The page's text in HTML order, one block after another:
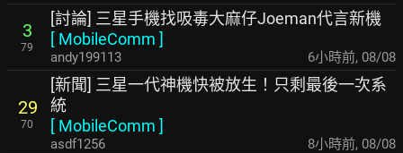
3
79
[討論] 三星手機找吸毒大麻仔Joeman代言新機
[ MobileComm ]
andy199113 6小時前, 08/08
29
70
[新聞] 三星一代神機快被放生！只剩最後一次系
統
[ MobileComm ]
asdf1256 8小時前, 08/08